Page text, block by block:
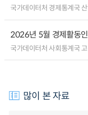
국가데이터처 경제통계국
2026년 5월 경제활동
국가데이터처 사회통계국
많이 본 자료